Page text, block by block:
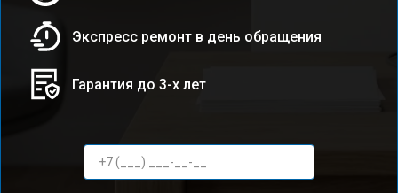
Экспресс ремонт в день обращения
Гарантия до 3-х лет